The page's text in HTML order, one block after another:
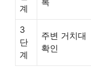
계
3
단
계
주변 거치대
확인